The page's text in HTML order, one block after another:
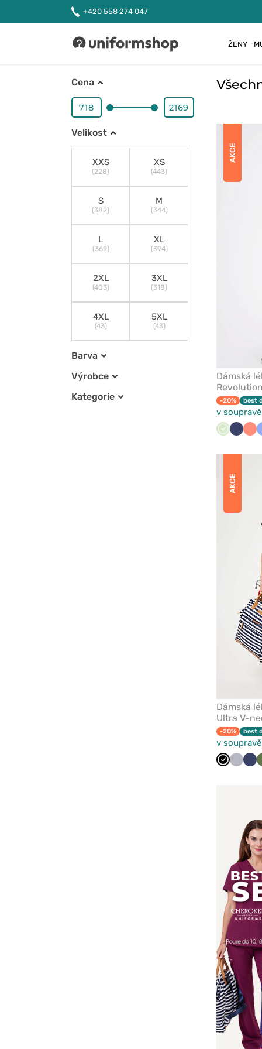
+420 558 274 047
Uniformshop
ŽENY
Cena
Velikost
XXS
(228)
XS
(443)
S
(382)
M
(344)
L
(369)
XL
(394)
2XL
(403)
3XL
(318)
4XL
(43)
5XL
(43)
Barva
Výrobce
Kategorie
AKCE
Dámská
-20% best
v
Pistáciová
AKCE
Dámská
Ultra V-
-20% best
v
ČernáSvětle